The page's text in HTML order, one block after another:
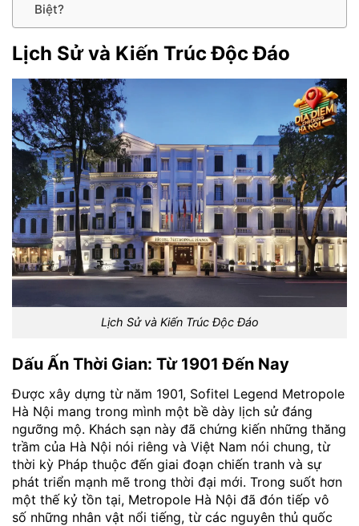
Biệt?
Lịch Sử và Kiến Trúc Độc Đáo
Lịch Sử và Kiến Trúc Độc Đáo
Dấu Ấn Thời Gian: Từ 1901 Đến Nay
Được xây dựng từ năm 1901, Sofitel Legend Metropole
Hà Nội mang trong mình một bề dày lịch sử đáng
ngưỡng mộ. Khách sạn này đã chứng kiến những thăng
trầm của Hà Nội nói riêng và Việt Nam nói chung, từ
thời kỳ Pháp thuộc đến giai đoạn chiến tranh và sự
phát triển mạnh mẽ trong thời đại mới. Trong suốt hơn
một thế kỷ tồn tại, Metropole Hà Nội đã đón tiếp vô
số những nhân vật nổi tiếng, từ các nguyên thủ quốc